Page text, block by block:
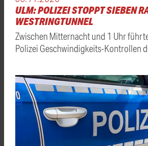
ULM: POLIZEI STOPPT SIEBEN
WESTRINGTUNNEL
Zwischen Mitternacht und 1 Uhr
Polizei Geschwindigkeits-Kontrollen